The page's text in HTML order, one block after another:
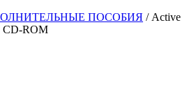
ПОСОБИЯ / Active
CD-ROM